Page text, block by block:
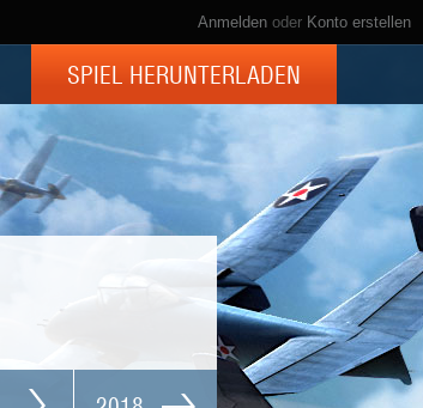
Anmelden oder Konto erstellen
SPIEL HERUNTERLADEN